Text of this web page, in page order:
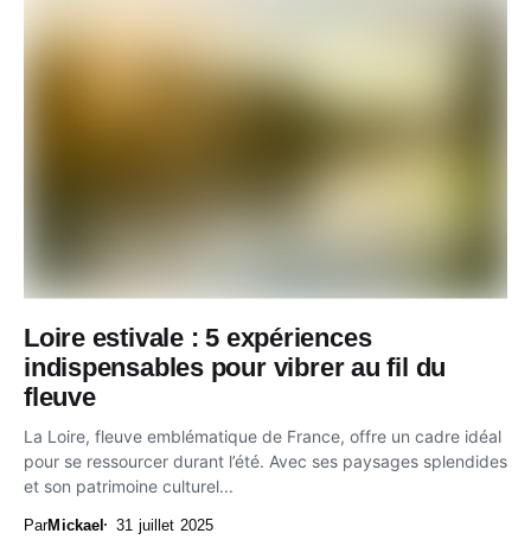
Loire estivale : 5 expériences
indispensables pour vibrer au fil du
fleuve
La Loire, fleuve emblématique de France, offre un cadre idéal
pour se ressourcer durant l’été. Avec ses paysages splendides
et son patrimoine culturel...
ParMickael 31 juillet 2025